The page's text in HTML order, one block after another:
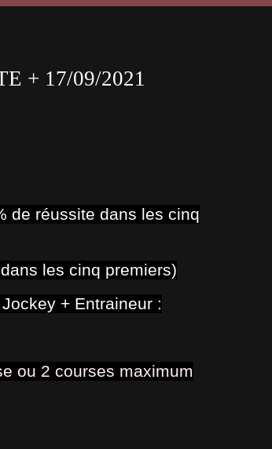
+ 17/09/2021
de réussite dans les cinq
les cinq premiers)
+ Entraineur :
ou 2 courses maximum